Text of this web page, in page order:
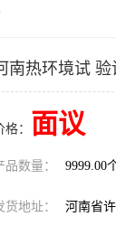
南热环境试
格： 面议
品数量： 9999.00
货地址： 河南省